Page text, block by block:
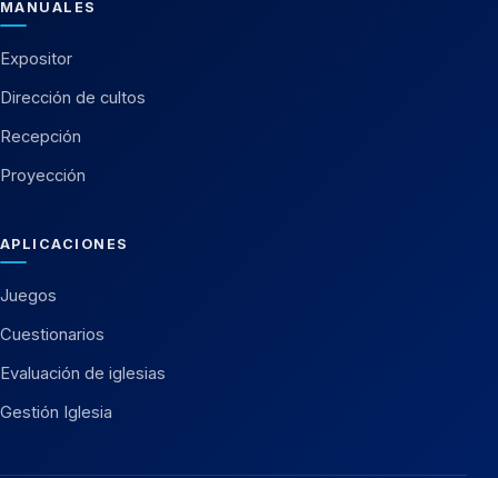
MANUALES
Expositor
Dirección de cultos
Recepción
Proyección
APLICACIONES
Juegos
Cuestionarios
Evaluación de iglesias
Gestión Iglesia